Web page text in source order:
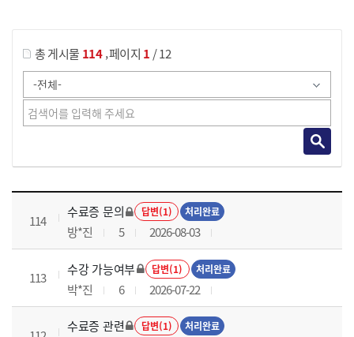
총 게시물 114,페이지 1 / 12
국가회계이론 과정 목록 으로 번호, 제목, 작성자, 조회수, 등록 일로 나열 되고 있습니다.
114
수료증 문의 답변(1) 처리완료
방*진 5 2026-08-03
113
수강 가능여부 답변(1) 처리완료
박*진 6 2026-07-22
수료증 관련 답변(1) 처리완료